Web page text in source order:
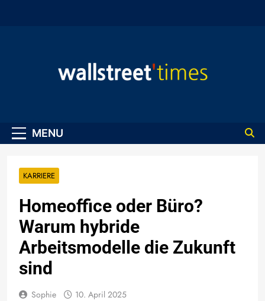
MENU
KARRIERE
Homeoffice oder Büro?
Warum hybride
Arbeitsmodelle die Zukunft
sind
Sophie 10. April 2025